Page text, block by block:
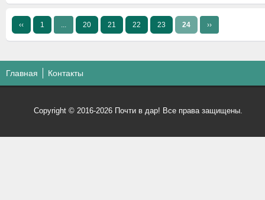
‹‹ 1 ... 20 21 22 23 24 ››
Главная Контакты
Copyright © 2016-2026 Почти в дар! Все права защищены.